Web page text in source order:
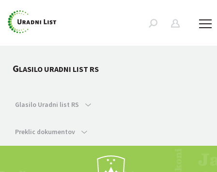
GLASILO URADNI LIST RS
Glasilo Uradni list RS
Preklic dokumentov